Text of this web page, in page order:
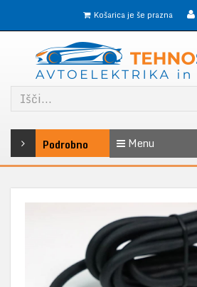
Košarica je še prazna
Podrobno Menu